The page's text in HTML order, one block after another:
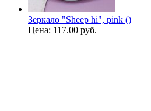
Зеркало "Sheep hi", pink ()
Цена: 117.00 руб.